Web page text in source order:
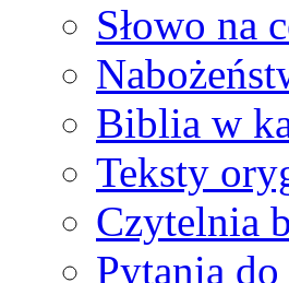
Słowo na
Biblia w
Teksty
Czytelnia
Pytania